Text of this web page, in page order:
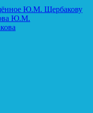
Ю.М. Щербакову
Ю.М.